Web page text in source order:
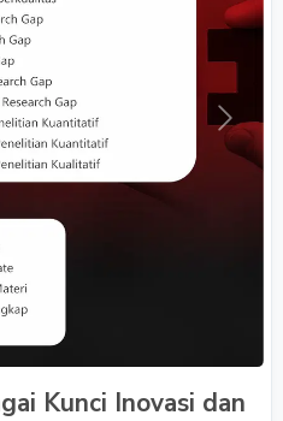
Next
Kunci Inovasi dan